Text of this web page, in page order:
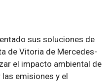
sus soluciones de
de Vitoria de Mercedes-
el impacto ambiental de
emisiones y el